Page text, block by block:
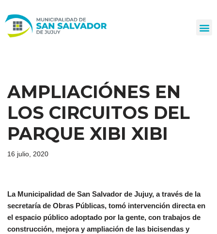
al
AMPLIACIÓNES EN
LOS CIRCUITOS DEL
PARQUE XIBI XIBI
16 julio, 2020
La Municipalidad de San Salvador de Jujuy, a través de la
secretaría de Obras Públicas, tomó intervención directa en
el espacio público adoptado por la gente, con trabajos de
construcción, mejora y ampliación de las bicisendas y